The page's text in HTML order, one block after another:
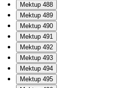
Mektup 488
Mektup 489
Mektup 490
Mektup 491
Mektup 492
Mektup 493
Mektup 494
Mektup 495